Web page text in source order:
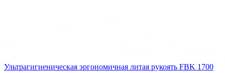
Ультрагигиеническая эргономичная литая рукоять FBK 1700